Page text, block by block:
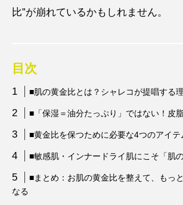
比”が崩れているかもしれません。
目次
■肌の黄金比とは？シャレコが提唱する
■「保湿＝油分たっぷり」ではない！皮
■黄金比を保つために必要な4つのアイテ
■敏感肌・インナードライ肌にこそ「肌の
■まとめ：お肌の黄金比を整えて、もっ
なる